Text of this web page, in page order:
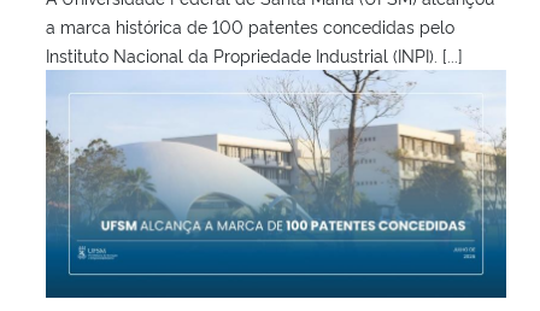
a marca histórica de 100 patentes concedidas pelo
Instituto Nacional da Propriedade Industrial (INPI). [...]